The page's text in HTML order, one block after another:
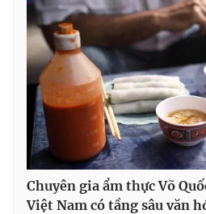
Chuyên gia ẩm thực Võ
Việt Nam có tầng sâu văn